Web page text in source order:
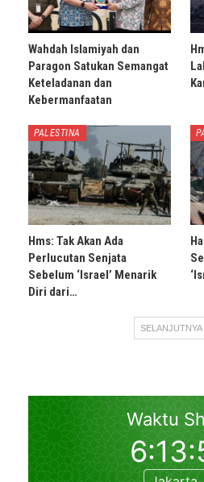
Wahdah Islamiyah dan
Paragon Satukan Semangat
Keteladanan dan
Kebermanfaatan
PALESTINA
Hms: Tak Akan Ada
Perlucutan Senjata
Sebelum ‘Israel’ Menarik
Diri dari…
SELANJUTNYA